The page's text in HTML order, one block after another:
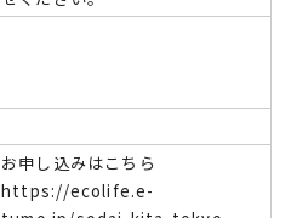
お申し込みはこちら
https://ecolife.e-